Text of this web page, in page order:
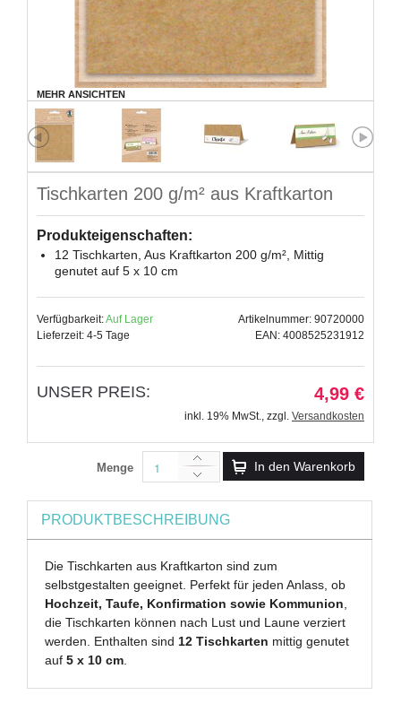
MEHR ANSICHTEN
Tischkarten 200 g/m² aus Kraftkarton
Produkteigenschaften:
12 Tischkarten, Aus Kraftkarton 200 g/m², Mittig
genutet auf 5 x 10 cm
Verfügbarkeit:Auf Lager
Lieferzeit: 4-5 Tage
Artikelnummer: 90720000
EAN: 4008525231912
UNSER PREIS: 4,99 €
inkl. 19% MwSt., zzgl. Versandkosten
Menge In den Warenkorb
PRODUKTBESCHREIBUNG
Die Tischkarten aus Kraftkarton sind zum
selbstgestalten geeignet. Perfekt für jeden Anlass, ob
Hochzeit, Taufe, Konfirmation sowie Kommunion,
die Tischkarten können nach Lust und Laune verziert
werden. Enthalten sind12 Tischkarten mittig genutet
auf5 x 10 cm.